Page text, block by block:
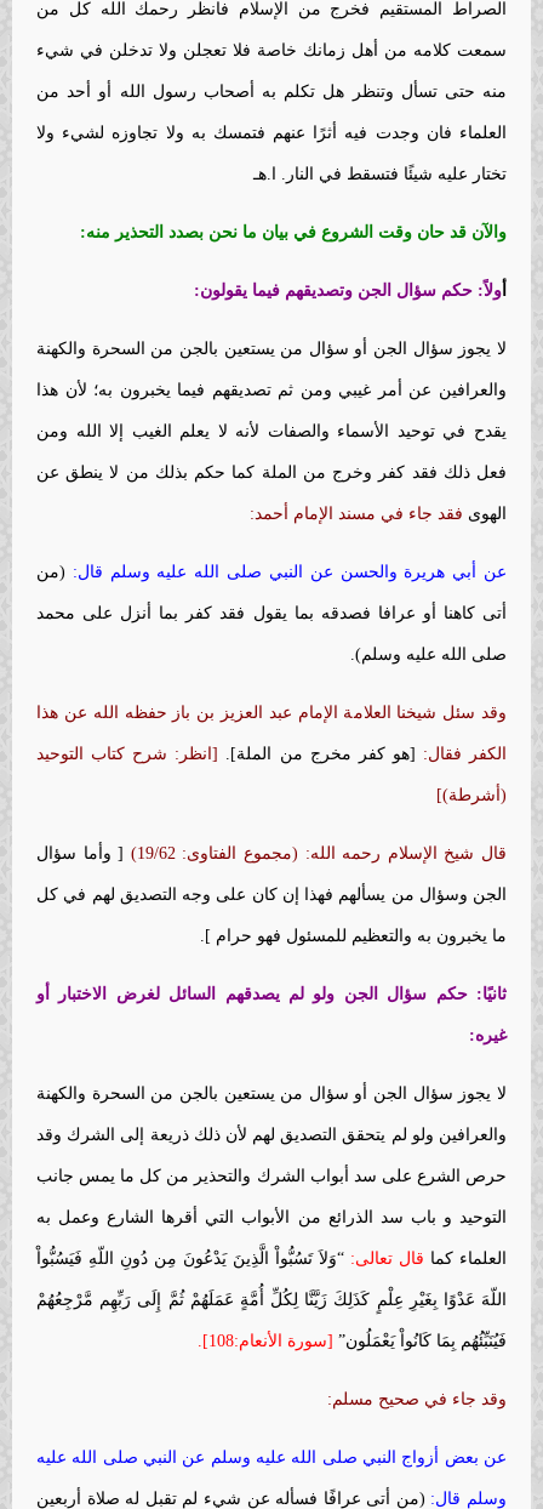
الصراط المستقيم فخرج من الإسلام فانظر رحمك الله كل من
سمعت كلامه من أهل زمانك خاصة فلا تعجلن ولا تدخلن في شيء
منه حتى تسأل وتنظر هل تكلم به أصحاب رسول الله أو أحد من
العلماء فان وجدت فيه أثرًا عنهم فتمسك به ولا تجاوزه لشيء ولا
تختار عليه شيئًا فتسقط في النار. ا.هـ
والآن قد حان وقت الشروع في بيان ما نحن بصدد التحذير منه:
ولاً: حكم سؤال الجن وتصديقهم فيما يقولون:
لا يجوز سؤال الجن أو سؤال من يستعين بالجن من السحرة والكهنة
والعرافين عن أمر غيبي ومن ثم تصديقهم فيما يخبرون به؛ لأن هذا
يقدح في توحيد الأسماء والصفات لأنه لا يعلم الغيب إلا الله ومن
فعل ذلك فقد كفر وخرج من الملة كما حكم بذلك من لا ينطق عن
الهوى فقد جاء في مسند الإمام أحمد:
عن أبي هريرة والحسن عن النبي صلى الله عليه وسلم قال: (من
أتى كاهنا أو عرافا فصدقه بما يقول فقد كفر بما أنزل على محمد
صلى الله عليه وسلم).
وقد سئل شيخنا العلامة الإمام عبد العزيز بن باز حفظه الله عن هذا
الكفر فقال: [هو كفر مخرج من الملة]. [انظر: شرح كتاب التوحيد
(أشرطة)]
قال شيخ الإسلام رحمه الله: (مجموع الفتاوى: 19/62) [ وأما سؤال
الجن وسؤال من يسألهم فهذا إن كان على وجه التصديق لهم في كل
ما يخبرون به والتعظيم للمسئول فهو حرام ].
ثانيًا: حكم سؤال الجن ولو لم يصدقهم السائل لغرض الاختبار أو
غيره:
لا يجوز سؤال الجن أو سؤال من يستعين بالجن من السحرة والكهنة
والعرافين ولو لم يتحقق التصديق لهم لأن ذلك ذريعة إلى الشرك وقد
حرص الشرع على سد أبواب الشرك والتحذير من كل ما يمس جانب
التوحيد و باب سد الذرائع من الأبواب التي أقرها الشارع وعمل به
العلماء كما قال تعالى: “وَلاَ تَسُبُّواْ الَّذِينَ يَدْعُونَ مِن دُونِ اللّهِ فَيَسُبُّواْ
اللّهَ عَدْوًا بِغَيْرِ عِلْمٍ كَذَلِكَ زَيَّنَّا لِكُلِّ أُمَّةٍ عَمَلَهُمْ ثُمَّ إِلَى رَبِّهِم مَّرْجِعُهُمْ
فَيُنَبِّئُهُم بِمَا كَانُواْ يَعْمَلُون” [سورة الأنعام:108].
وقد جاء في صحيح مسلم:
عن بعض أزواج النبي صلى الله عليه وسلم عن النبي صلى الله عليه
وسلم قال: (من أتى عرافًا فسأله عن شيء لم تقبل له صلاة أربعين